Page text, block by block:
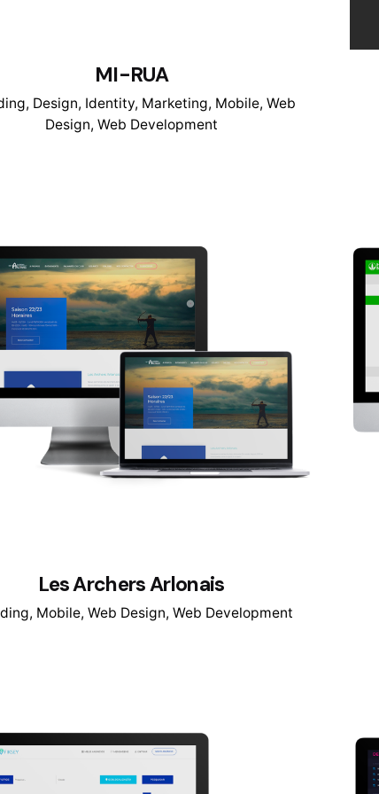
MI-RUA
Design Identity Marketing Mobile Web
Design Web Development
Les Archers Arlonais
Mobile Web Design Web Development